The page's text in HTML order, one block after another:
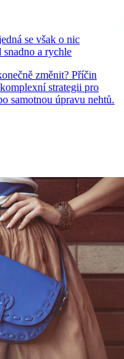
se však o nic
a rychle
změnit? Příčin
strategii pro
samotnou úpravu nehtů.